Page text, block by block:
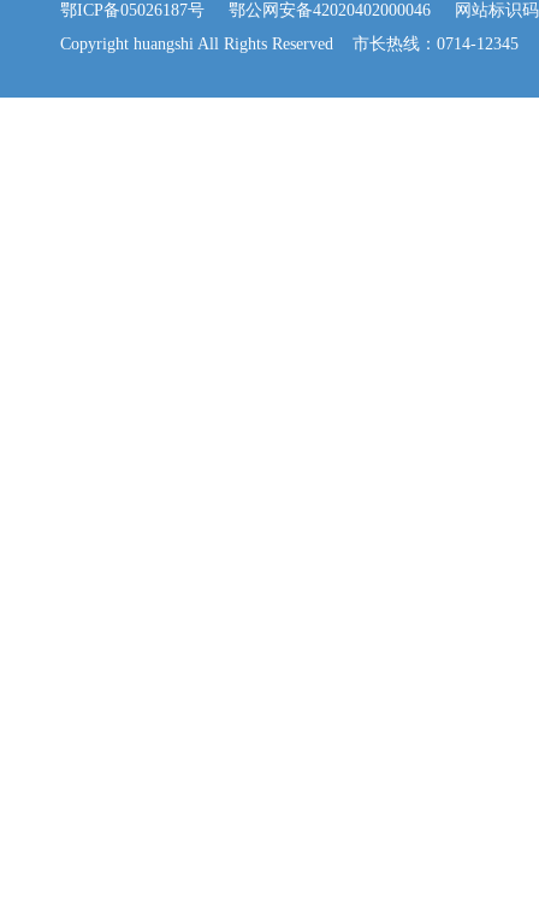
鄂ICP备05026187号
鄂公网安备42020402000046 网站标识码
Copyright huangshi All Rights Reserved 市长热线：0714-12345